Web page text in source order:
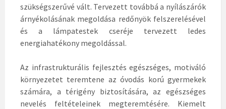
szükségszerűvé vált. Tervezett továbbá a nyílászárók
árnyékolásának megoldása redőnyök felszerelésével
és a lámpatestek cseréje tervezett ledes
energiahatékony megoldással.
Az infrastrukturális fejlesztés egészséges, motiváló
környezetet teremtene az óvodás korú gyermekek
számára, a térigény biztosítására, az egészséges
nevelés feltételeinek megteremtésére. Kiemelt